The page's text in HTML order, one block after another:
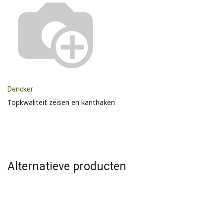
Dencker
Topkwaliteit zeisen en kanthaken
Alternatieve producten